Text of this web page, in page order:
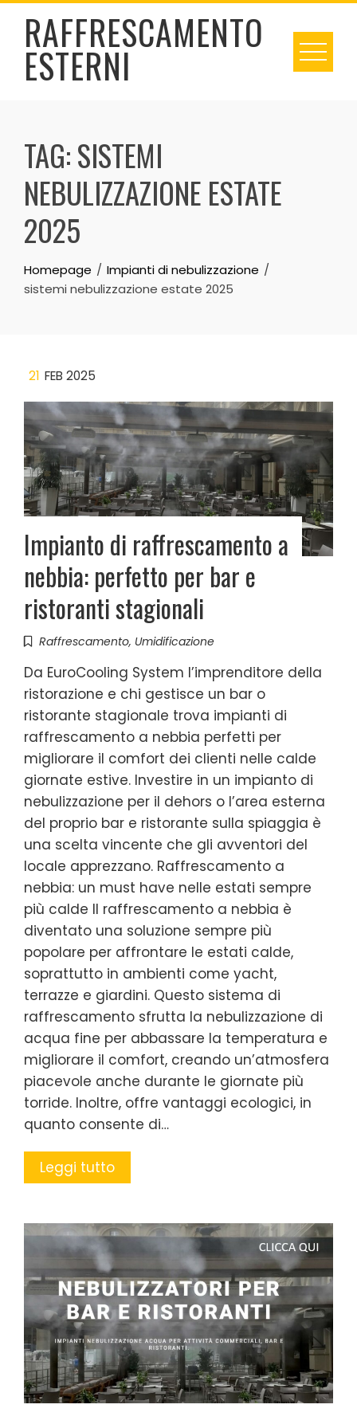
Skip
contentRAFFRESCAMENTO
ESTERNI
TAG:SISTEMI
NEBULIZZAZIONE ESTATE
2025
Homepage
Impianti di nebulizzazione
sistemi nebulizzazione estate 2025
21 FEB 2025
Impianto di raffrescamento a
nebbia: perfetto per bar e
ristoranti stagionali
Raffrescamento, Umidificazione
Da EuroCooling System l’imprenditore della
ristorazione e chi gestisce un bar o
ristorante stagionale trova impianti di
raffrescamento a nebbia perfetti per
migliorare il comfort dei clienti nelle calde
giornate estive. Investire in un impianto di
nebulizzazione per il dehors o l’area esterna
del proprio bar e ristorante sulla spiaggia è
una scelta vincente che gli avventori del
locale apprezzano. Raffrescamento a
nebbia: un must have nelle estati sempre
più calde Il raffrescamento a nebbia è
diventato una soluzione sempre più
popolare per affrontare le estati calde,
soprattutto in ambienti come yacht,
terrazze e giardini. Questo sistema di
raffrescamento sfrutta la nebulizzazione di
acqua fine per abbassare la temperatura e
migliorare il comfort, creando un’atmosfera
piacevole anche durante le giornate più
torride. Inoltre, offre vantaggi ecologici, in
quanto consente di…
Leggi tutto